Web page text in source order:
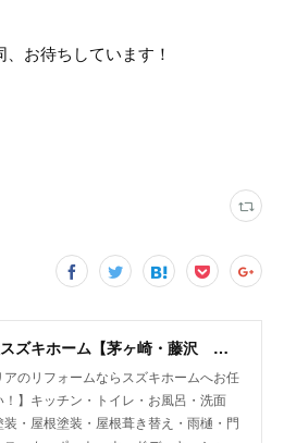
、お待ちしています！
株式会社スズキホーム【茅ヶ崎・藤沢 湘南エリアのリフォーム】
アのリフォームならスズキホームへお任
！】キッチン・トイレ・お風呂・洗面
装・屋根塗装・屋根葺き替え・雨樋・門